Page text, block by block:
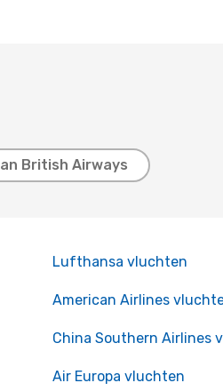
British Airways
Lufthansa vluchten
American Airlines
China Southern Airlines
Air Europa vluchten